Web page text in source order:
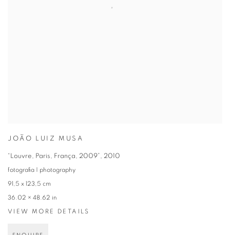
JOÃO LUIZ MUSA
“Louvre, Paris, França, 2009”, 2010
fotografia | photography
91,5 x 123,5 cm
36.02 × 48.62 in
VIEW MORE DETAILS